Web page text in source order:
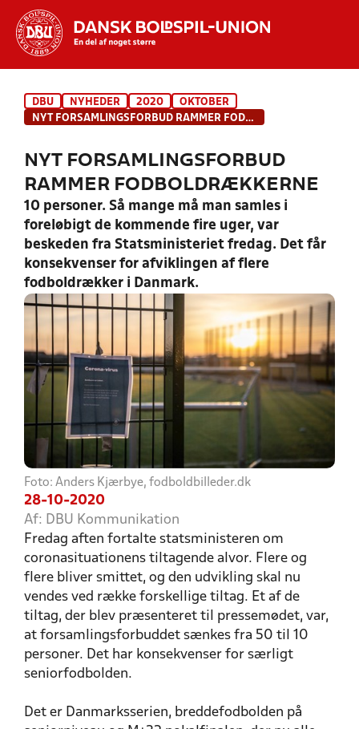
INDHOLD OG NYHEDER
HOLD
DBU NYHEDER 2020
OKTOBER
NYT FORSAMLINGSFORBUD RAMMER FODBOLDRÆKKERNE
NYT FORSAMLINGSFORBUD
RAMMER FODBOLDRÆKKERNE
10 personer. Så mange må man samles i
foreløbigt de kommende fire uger, var
beskeden fra Statsministeriet fredag. Det får
konsekvenser for afviklingen af flere
fodboldrækker i Danmark.
Foto: Anders Kjærbye, fodboldbilleder.dk
28-10-2020
Af: DBU Kommunikation
Fredag aften fortalte statsministeren om
coronasituationens tiltagende alvor. Flere og
flere bliver smittet, og den udvikling skal nu
vendes ved række forskellige tiltag. Et af de
tiltag, der blev præsenteret til pressemødet, var,
at forsamlingsforbuddet sænkes fra 50 til 10
personer. Det har konsekvenser for særligt
seniorfodbolden.
Det er Danmarksserien, breddefodbolden på